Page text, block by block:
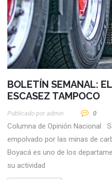
BOLETÍN SEMANAL:
ESCASEZ TAMPOCO
Publicado por Admin 0
Columna de Opinión Nacional
empolvado por las minas de
Boyacá es uno de los
su actividad